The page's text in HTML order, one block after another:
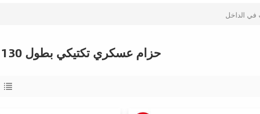
حزام عسكري تكتيكي بطول 130 سم